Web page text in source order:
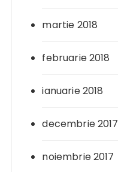
martie 2018
februarie 2018
ianuarie 2018
decembrie 2017
noiembrie 2017